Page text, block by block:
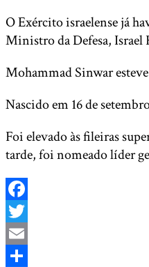
O Exército israelense já
Ministro da Defesa, Israel
Mohammad Sinwar
Nascido em 16 de
Foi elevado às fileiras
tarde, foi nomeado líder
Facebook
Twitter
Email